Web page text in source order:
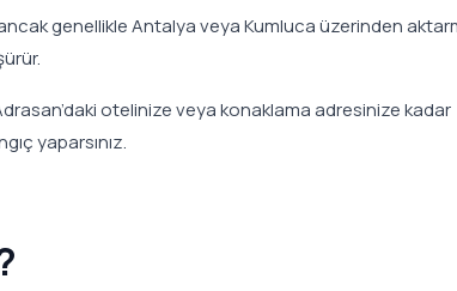
genellikle Antalya veya Kumluca üzerinden
otelinize veya konaklama adresinize kadar
yaparsınız.